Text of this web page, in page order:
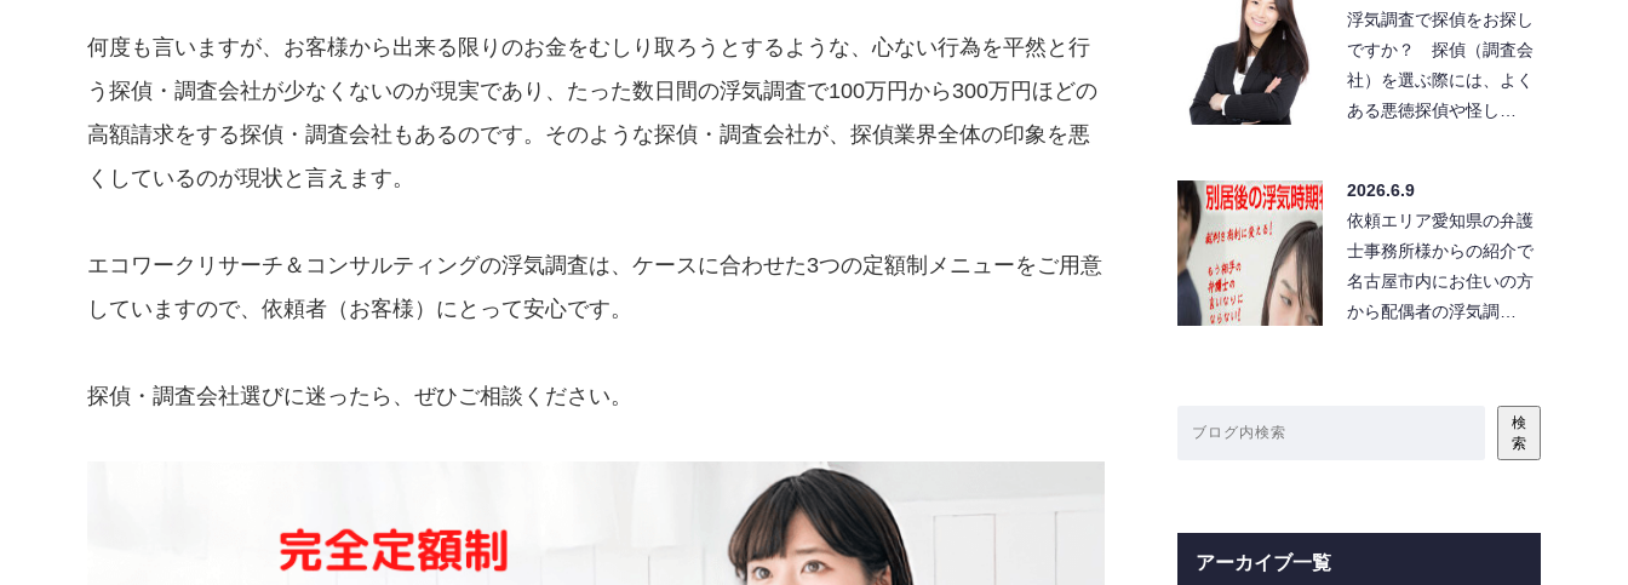
何度も言いますが、お客様から出来る限りのお金をむしり取ろうとするような、心ない行為を平然と行
う探偵・調査会社が少なくないのが現実であり、たった数日間の浮気調査で100万円から300万円ほどの
高額請求をする探偵・調査会社もあるのです。そのような探偵・調査会社が、探偵業界全体の印象を悪
くしているのが現状と言えます。
エコワークリサーチ＆コンサルティングの浮気調査は、ケースに合わせた3つの定額制メニューをご用意
していますので、依頼者（お客様）にとって安心です。
探偵・調査会社選びに迷ったら、ぜひご相談ください。
浮気調査で探偵をお探し
ですか？ 探偵（調査会
社）を選ぶ際には、よく
ある悪徳探偵や怪し…
2026.6.9
依頼エリア愛知県の弁護
士事務所様からの紹介で
名古屋市内にお住いの方
から配偶者の浮気調…
検
索
アーカイブ一覧